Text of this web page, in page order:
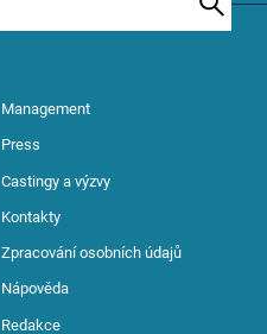
Management
Press
Castingy a výzvy
Kontakty
Zpracování osobních údajů
Nápověda
Redakce